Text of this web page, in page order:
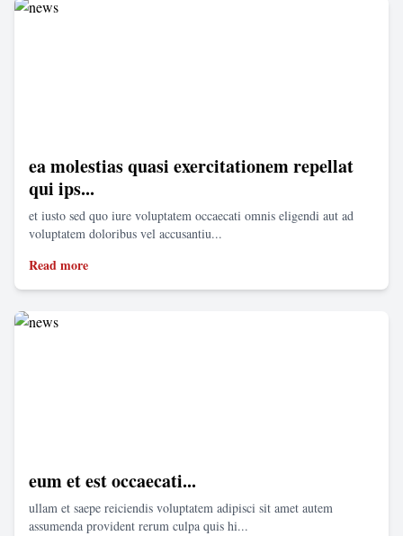
ea molestias quasi exercitationem repellat
qui ips...
et iusto sed quo iure voluptatem occaecati omnis eligendi aut ad
voluptatem doloribus vel accusantiu...
Read more
eum et est occaecati...
ullam et saepe reiciendis voluptatem adipisci sit amet autem
assumenda provident rerum culpa quis hi...